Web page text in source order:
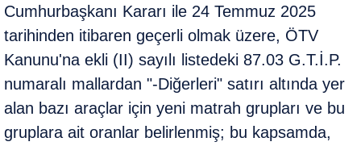
Cumhurbaşkanı Kararı ile 24 Temmuz 2025
tarihinden itibaren geçerli olmak üzere, ÖTV
Kanunu'na ekli (II) sayılı listedeki 87.03 G.T.İ.P.
numaralı mallardan "-Diğerleri" satırı altında yer
alan bazı araçlar için yeni matrah grupları ve bu
gruplara ait oranlar belirlenmiş; bu kapsamda,